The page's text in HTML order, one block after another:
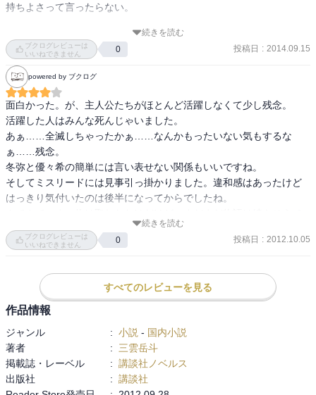
持ちよさって言ったらない。
冬弥と優々希の奇妙な関係結構好きだな。
最後に目覚めたお姉さんがちょっとやばそうな感じ
で・・・・・・。
続きを読む
ブクログレビューは
いいねできません
0 投稿日 : 2014.09.15
powered by ブクログ
面白かった。が、主人公たちがほとんど活躍しなくて少し残念。
活躍した人はみんな死んじゃいました。
あぁ……全滅しちゃったかぁ……なんかもったいない気もするな
ぁ……残念。
冬弥と優々希の簡単には言い表せない関係もいいですね。
そしてミスリードには見事引っ掛かりました。違和感はあったけど
はっきり気付いたのは後半になってからでしたね。
すな。
お次はどんな幻獣坐が出てくるのか。
続きを読む
ブクログレビューは
いいねできません
0 投稿日 : 2012.10.05
すべてのレビューを見る
作品情報
ジャンル : 小説 - 国内小説
著者
:
三雲岳斗
掲載誌・レーベル
: 講談社ノベルス
出版社
: 講談社